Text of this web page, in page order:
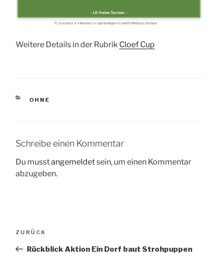
Weitere Details in der Rubrik Cloef Cup
KATEGORIEN
OHNE
Schreibe einen Kommentar
Du musstangemeldetsein, um einen Kommentar
abzugeben.
Vorheriger
ZURÜCK
Rückblick Aktion Ein Dorf baut Strohpuppen